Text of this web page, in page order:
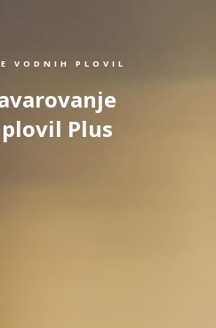
VODNIH PLOVIL
Plus